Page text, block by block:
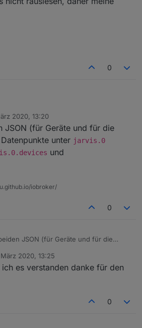
sind aktuell (Februar 2020)
Module ist im Wiki zu finden
0
ich sagen. Die Konfiguration ist noch
das sagst du aber ja selber da es noch
ist
. Eine Frage, wo genau
Adapter denn die beiden Dateien für die
Ich habe diese unter
scheint es nicht zu funktionieren.
kann ich es nicht rauslesen, daher
2020, 13:20
JSON (für Geräte und für die
unter jarvis.0
und
iobroker/
0
JSON (für Geräte und für die
jarvis.0.devices
).
März 2020, 13:25
von
es verstanden danke für den
0